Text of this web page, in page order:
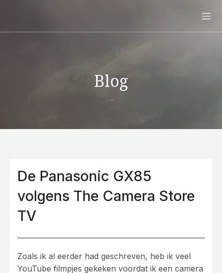
Blog
De Panasonic GX85
volgens The Camera Store
TV
Zoals ik al eerder had geschreven, heb ik veel
YouTube filmpjes gekeken voordat ik een camera